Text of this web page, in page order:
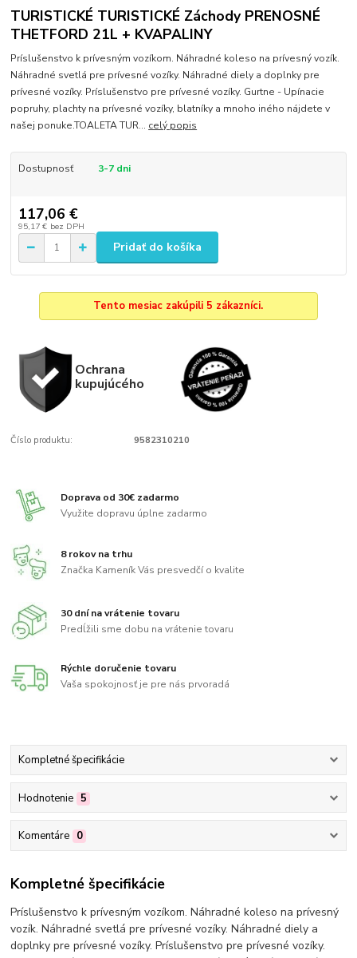
TURISTICKÉ TURISTICKÉ Záchody PRENOSNÉ
THETFORD 21L + KVAPALINY
Príslušenstvo k prívesným vozíkom. Náhradné koleso na prívesný vozík.
Náhradné svetlá pre prívesné vozíky. Náhradné diely a doplnky pre
prívesné vozíky. Príslušenstvo pre prívesné vozíky. Gurtne - Upínacie
popruhy, plachty na prívesné vozíky, blatníky a mnoho iného nájdete v
našej ponuke.TOALETA TUR... celý popis
Dostupnosť 3-7 dni
117,06 €
95,17 € bez DPH
Pridať do košíka
Tento mesiac zakúpili 5 zákazníci.
Ochrana
kupujúcého
Číslo produktu: 9582310210
Doprava od 30€ zadarmo
Využite dopravu úplne zadarmo
8 rokov na trhu
Značka Kameník Vás presvedčí o kvalite
30 dní na vrátenie tovaru
Predĺžili sme dobu na vrátenie tovaru
Rýchle doručenie tovaru
Vaša spokojnosť je pre nás prvoradá
Kompletné špecifikácie
Hodnotenie 5
Komentáre 0
Kompletné špecifikácie
Príslušenstvo k prívesným vozíkom. Náhradné koleso na prívesný
vozík. Náhradné svetlá pre prívesné vozíky. Náhradné diely a
doplnky pre prívesné vozíky. Príslušenstvo pre prívesné vozíky.